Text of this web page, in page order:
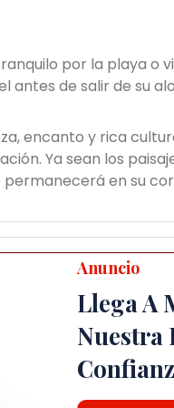
por la playa o
antes de salir de su
encanto y rica
Ya sean los
en su
Anuncio
Llega A
Nuestra